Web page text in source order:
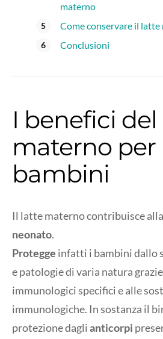
materno
Come conservare il
Conclusioni
I benefici
materno per
bambini
Il latte materno contribuisce alla
neonato.
Protegge infatti i bambini dallo
e patologie di varia natura
immunologici specifici e alle
immunologiche. In sostanza il
protezione daglianticorpi